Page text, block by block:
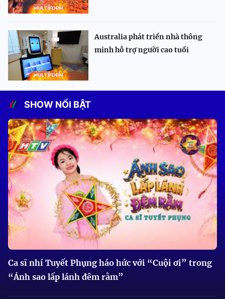
Australia phát triển nhà thông
minh hỗ trợ người cao tuổi
SHOW NỔI BẬT
Ca sĩ nhí Tuyết Phụng háo hức với “Cuội ơi” trong
“Ánh sao lấp lánh đêm rằm”